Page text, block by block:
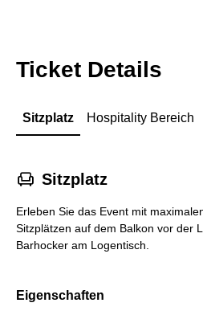
Ticket Details
Sitzplatz Hospitality Bereich
􁐴 Sitzplatz
Erleben Sie das Event mit
Sitzplätzen auf dem Balkon vor der
Barhocker am Logentisch.
Eigenschaften